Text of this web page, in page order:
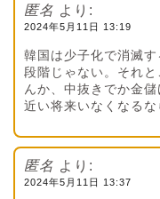
匿名 より:
2024年5月11日 13:19
韓国は少子化で消滅
段階じゃない。それ
んか、中抜きでか金
近い将来いなくなるな
匿名 より:
2024年5月11日 13:37